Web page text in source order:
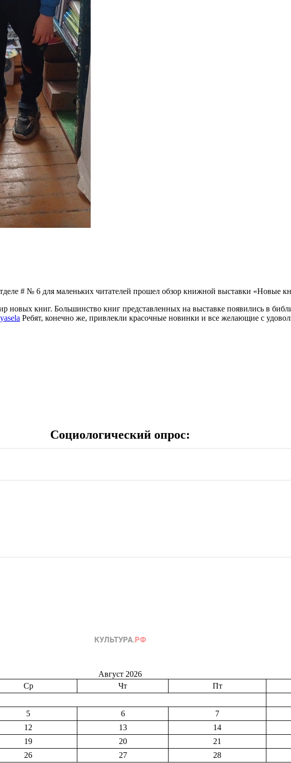
# № 6 для маленьких читателей прошел обзор книжной выставки «Новые
книг. Большинство книг представленных на выставке появились в
Ребят, конечно же, привлекли красочные новинки и все желающие с
Социологический опрос:
Август 2026
Ср Чт Пт
5 6 7
12 13 14
19 20 21
26 27 28